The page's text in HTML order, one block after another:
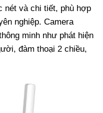
nét và chi tiết, phù hợp
nghiệp. Camera
minh như phát hiện
đàm thoại 2 chiều,